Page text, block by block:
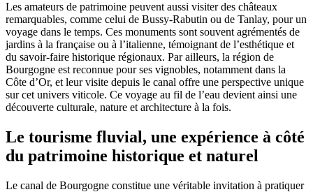
Les amateurs de patrimoine peuvent aussi visiter des châteaux
remarquables, comme celui de Bussy-Rabutin ou de Tanlay, pour un
voyage dans le temps. Ces monuments sont souvent agrémentés de
jardins à la française ou à l’italienne, témoignant de l’esthétique et
du savoir-faire historique régionaux. Par ailleurs, la région de
Bourgogne est reconnue pour ses vignobles, notamment dans la
Côte d’Or, et leur visite depuis le canal offre une perspective unique
sur cet univers viticole. Ce voyage au fil de l’eau devient ainsi une
découverte culturale, nature et architecture à la fois.
Le tourisme fluvial, une expérience à côté
du patrimoine historique et naturel
Le canal de Bourgogne constitue une véritable invitation à pratiquer